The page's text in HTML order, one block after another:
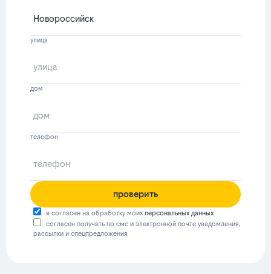
улица
дом
телефон
проверить
я согласен на обработку моих персональных данных
согласен получать по смс и электронной почте уведомления,
рассылки и спецпредложения